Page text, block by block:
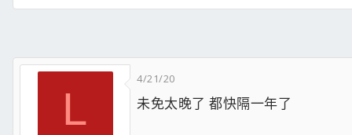
L
4/21/20
未免太晚了 都快隔一年了